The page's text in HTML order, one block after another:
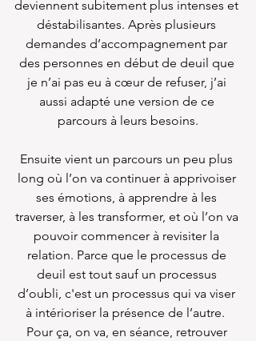
deviennent subitement plus intenses et
déstabilisantes. Après plusieurs
demandes d’accompagnement par
des personnes en début de deuil que
je n’ai pas eu à cœur de refuser, j’ai
aussi adapté une version de ce
parcours à leurs besoins.
Ensuite vient un parcours un peu plus
long où l’on va continuer à apprivoiser
ses émotions, à apprendre à les
traverser, à les transformer, et où l’on va
pouvoir commencer à revisiter la
relation. Parce que le processus de
deuil est tout sauf un processus
d’oubli, c'est un processus qui va viser
à intérioriser la présence de l’autre.
Pour ça, on va, en séance, retrouver